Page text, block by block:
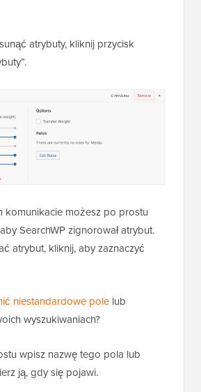
atrybuty, kliknij przycisk
komunikacie możesz po prostu
SearchWP zignorował atrybut.
atrybut, kliknij, aby zaznaczyć
niestandardowe pole lub
wyszukiwaniach?
wpisz nazwę tego pola lub
ją, gdy się pojawi.